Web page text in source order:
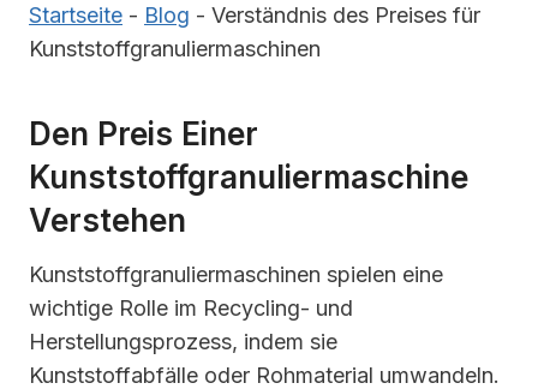
Startseite - Blog - Verständnis des Preises für
Kunststoffgranuliermaschinen
Den Preis Einer
Kunststoffgranuliermaschine
Verstehen
Kunststoffgranuliermaschinen spielen eine
wichtige Rolle im Recycling- und
Herstellungsprozess, indem sie
Kunststoffabfälle oder Rohmaterial umwandeln.